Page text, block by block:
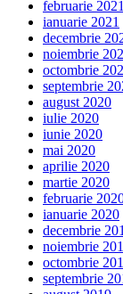
februarie 2021
ianuarie 2021
decembrie
noiembrie
octombrie
septembrie
august 2020
iulie 2020
iunie 2020
mai 2020
aprilie 2020
martie 2020
februarie
ianuarie 2020
decembrie
noiembrie
octombrie
septembrie